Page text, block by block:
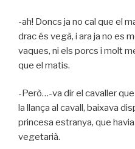
-ah! Doncs ja no cal que el
drac és vegà, i ara ja no es
vaques, ni els porcs i molt
que el matis.
-Però…-va dir el cavaller que
la llança al cavall, baixava
princesa estranya, que
vegetarià.